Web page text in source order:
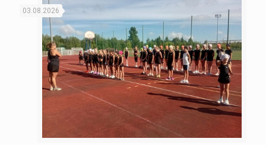
03.08.2026